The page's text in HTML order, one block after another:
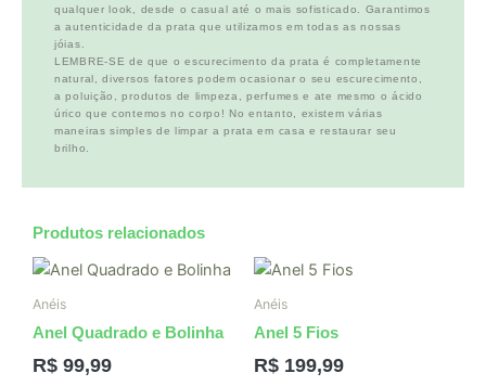
qualquer look, desde o casual até o mais sofisticado. Garantimos
a autenticidade da prata que utilizamos em todas as nossas
jóias.
LEMBRE-SE de que o escurecimento da prata é completamente
natural, diversos fatores podem ocasionar o seu escurecimento,
a poluição, produtos de limpeza, perfumes e ate mesmo o ácido
úrico que contemos no corpo! No entanto, existem várias
maneiras simples de limpar a prata em casa e restaurar seu
brilho.
Produtos relacionados
Anéis
Anel Quadrado e Bolinha
R$ 99,99
Anéis
Anel 5 Fios
R$ 199,99